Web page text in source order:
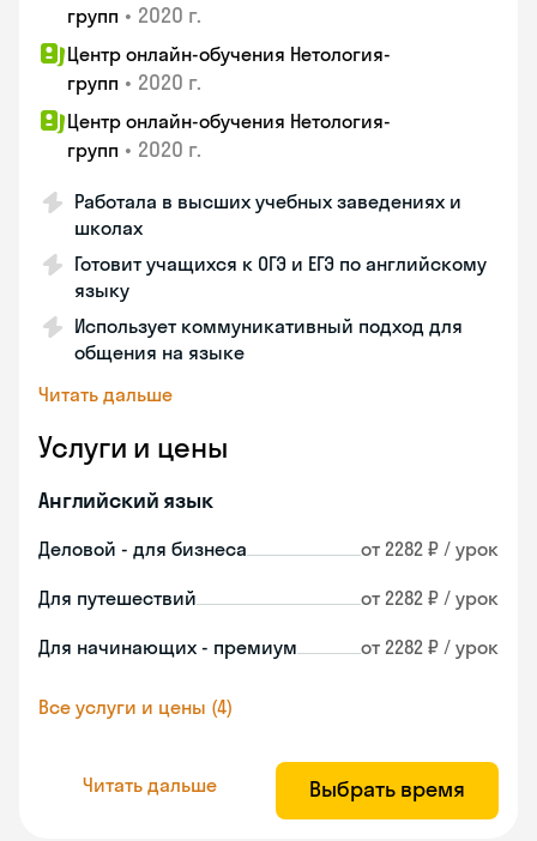
групп • 2020 г.
Центр онлайн-обучения Нетология-
групп • 2020 г.
Центр онлайн-обучения Нетология-
групп • 2020 г.
Работала в высших учебных заведениях и
школах
Готовит учащихся к ОГЭ и ЕГЭ по английскому
языку
Использует коммуникативный подход для
общения на языке
Читать дальше
Услуги и цены
Английский язык
Деловой - для бизнеса от 2282 ₽ / урок
Для путешествий от 2282 ₽ / урок
Для начинающих - премиум от 2282 ₽ / урок
Все услуги и цены (4)
Читать дальше Выбрать время